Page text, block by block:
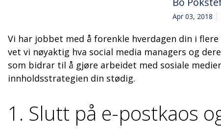
Apr 03, 2018
Vi har jobbet med å forenkle hverdagen din i
vet vi nøyaktig hva social media managers og
som bidrar til å gjøre arbeidet med sosiale
innholdsstrategien din stødig.
1. Slutt på e-postkaos